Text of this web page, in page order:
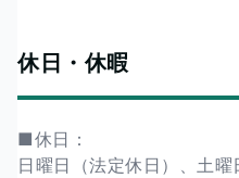
休日・休暇
■休日：
日曜日（法定休日）、土曜